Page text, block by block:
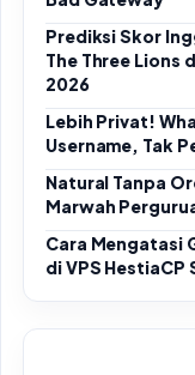
Prediksi Skor
The Three Lions
2026
Lebih Privat!
Username, Tak
Natural Tanpa
Marwah
Cara Mengatasi
di VPS HestiaCP